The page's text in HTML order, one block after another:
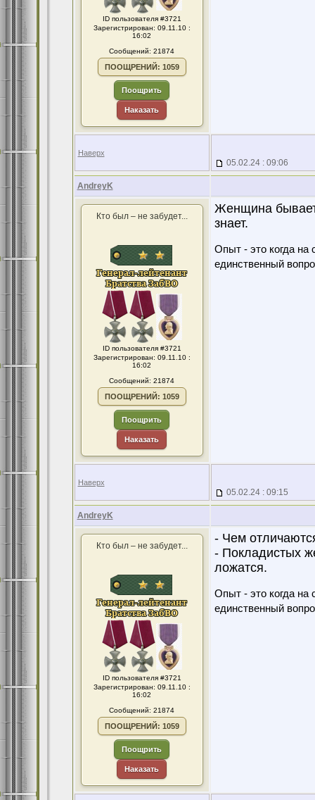
ID пользователя #3721
Зарегистрирован: 09.11.10 :
16:02
Сообщений: 21874
ПООЩРЕНИЙ: 1059
Поощрить
Наказать
Наверх
05.02.24 : 09:06
AndreyK
Кто был – не забудет...
ID пользователя #3721
Зарегистрирован: 09.11.10 :
16:02
Сообщений: 21874
ПООЩРЕНИЙ: 1059
Поощрить
Наказать
Женщина бывает
знает.
Опыт - это когда на
единственный
Наверх
05.02.24 : 09:15
AndreyK
Кто был – не забудет...
ID пользователя #3721
Зарегистрирован: 09.11.10 :
16:02
Сообщений: 21874
ПООЩРЕНИЙ: 1059
Поощрить
Наказать
- Чем
- Покладистых
ложатся.
Опыт - это когда на
единственный